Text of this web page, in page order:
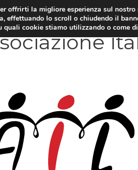
PSICOLOGIA NEUROLOGIA
offrirti la migliore esperienza sul nostro
effettuando lo scroll o chiudendo il
quali cookie stiamo utilizzando o come